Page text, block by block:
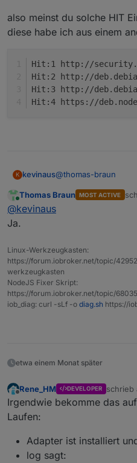
also meinst du solche HIT
diese habe ich aus einem
Hit:1
Hit:2
Hit:3
Hit:4 https://
K kevinaus@thomas-braun
also meinst du
diese habe ich aus
Online
Thomas Braun MOST ACTIVE
@kevinaus
Ja.
Linux-Werkzeugkasten:
https://forum.iobroker.net/topic/
werkzeugkasten
NodeJS Fixer Skript:
https://forum.iobroker.net/topic/
iob_diag: curl -sLf -o diag.sh https://
etwa einem Monat später
Offline
Rene_HM DEVELOPER schrieb
zuletzt
Irgendwie bekomme das
Laufen:
Adapter ist installiert
log sagt: